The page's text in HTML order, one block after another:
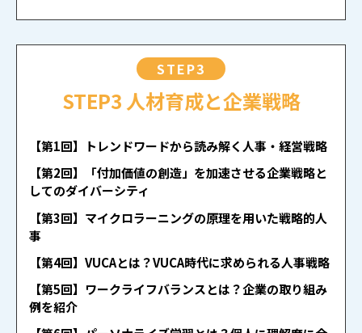
STEP3
STEP3 人材育成と企業戦略
【第1回】トレンドワードから読み解く人事・経営戦略
【第2回】「付加価値の創造」を加速させる企業戦略と
してのダイバーシティ
【第3回】マイクロラーニングの原理を用いた戦略的人
事
【第4回】VUCAとは？VUCA時代に求められる人事戦略
【第5回】ワークライフバランスとは？企業の取り組み
例を紹介